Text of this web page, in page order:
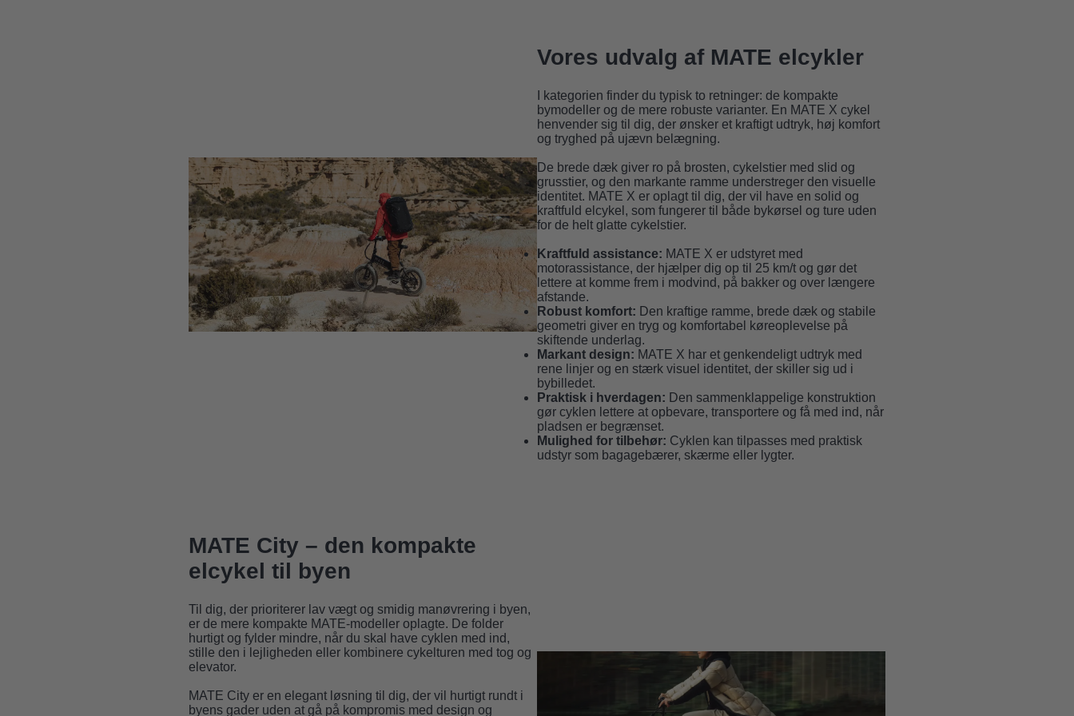
Vores udvalg af MATE elcykler
I kategorien finder du typisk to retninger: de kompakte
bymodeller og de mere robuste varianter. En MATE X cykel
henvender sig til dig, der ønsker et kraftigt udtryk, høj komfort
og tryghed på ujævn belægning.
De brede dæk giver ro på brosten, cykelstier med slid og
grusstier, og den markante ramme understreger den visuelle
identitet. MATE X er oplagt til dig, der vil have en solid og
kraftfuld elcykel, som fungerer til både bykørsel og ture uden
for de helt glatte cykelstier.
Kraftfuld assistance: MATE X er udstyret med
motorassistance, der hjælper dig op til 25 km/t og gør det
lettere at komme frem i modvind, på bakker og over længere
afstande.
Robust komfort: Den kraftige ramme, brede dæk og stabile
geometri giver en tryg og komfortabel køreoplevelse på
skiftende underlag.
Markant design: MATE X har et genkendeligt udtryk med
rene linjer og en stærk visuel identitet, der skiller sig ud i
bybilledet.
Praktisk i hverdagen: Den sammenklappelige konstruktion
gør cyklen lettere at opbevare, transportere og få med ind, når
pladsen er begrænset.
Mulighed for tilbehør: Cyklen kan tilpasses med praktisk
udstyr som bagagebærer, skærme eller lygter.
MATE City – den kompakte
elcykel til byen
Til dig, der prioriterer lav vægt og smidig manøvrering i byen,
er de mere kompakte MATE-modeller oplagte. De folder
hurtigt og fylder mindre, når du skal have cyklen med ind,
stille den i lejligheden eller kombinere cykelturen med tog og
elevator.
MATE City er en elegant løsning til dig, der vil hurtigt rundt i
byens gader uden at gå på kompromis med design og